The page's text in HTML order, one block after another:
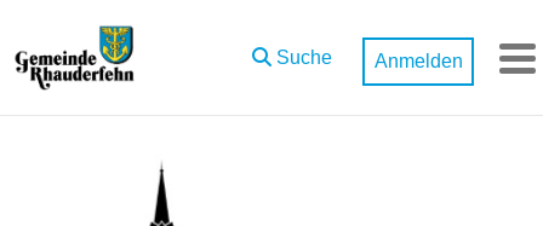
Zum Hauptinhalt springen
Suche Anmelden